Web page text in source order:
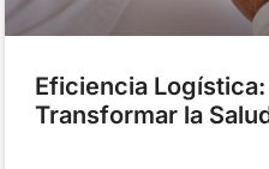
Eficiencia
Transformar la